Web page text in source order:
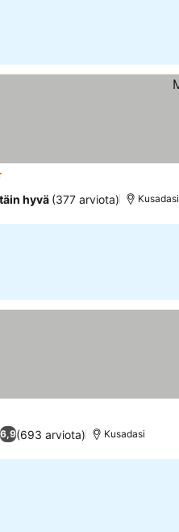
Tähtiluokitus
hyvä (377 arviota) Kusadasi
6,9(693 arviota) Kusadasi